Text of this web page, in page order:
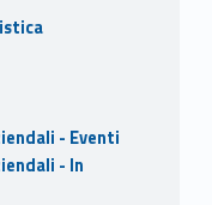
- Eventi
- In